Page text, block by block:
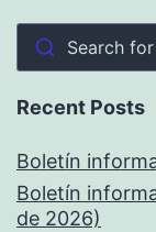
Search for
Recent Posts
Boletín
Boletín
de 2026)